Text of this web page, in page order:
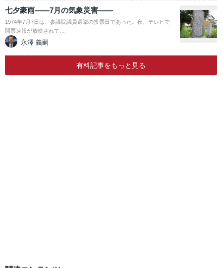
七夕豪雨――7月の気象災害――
1974年7月7日は、参議院議員選挙の投票日であった。夜、テレビで
開票速報が放映されて…
永澤 義嗣
有料記事をもっと見る